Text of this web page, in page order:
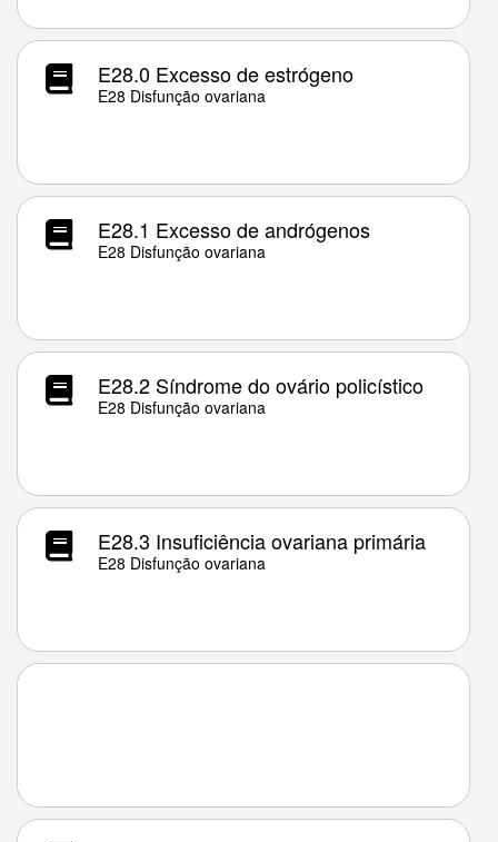
E28.0 Excesso de estrógeno
E28 Disfunção ovariana
E28.1 Excesso de andrógenos
E28 Disfunção ovariana
E28.2 Síndrome do ovário policístico
E28 Disfunção ovariana
E28.3 Insuficiência ovariana primária
E28 Disfunção ovariana